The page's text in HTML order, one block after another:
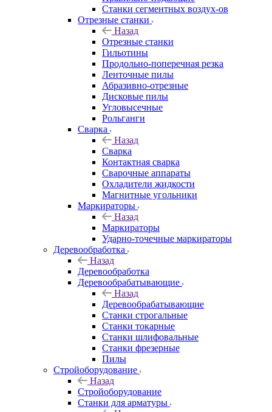
Станки сегментных воздух-ов
Отрезные станки
Назад
Отрезные станки
Гильотины
Продольно-поперечная резка
Ленточные пилы
Абразивно-отрезные
Дисковые пилы
Угловысечные
Рольганги
Сварка
Назад
Сварка
Контактная сварка
Сварочные аппараты
Охладители жидкости
Магнитные угольники
Маркираторы
Назад
Маркираторы
Ударно-точечные маркираторы
Деревообработка
Назад
Деревообработка
Деревообрабатывающие
Назад
Деревообрабатывающие
Станки строгальные
Станки токарные
Станки шлифовальные
Станки фрезерные
Пилы
Стройоборудование
Назад
Стройоборудование
Станки для арматуры